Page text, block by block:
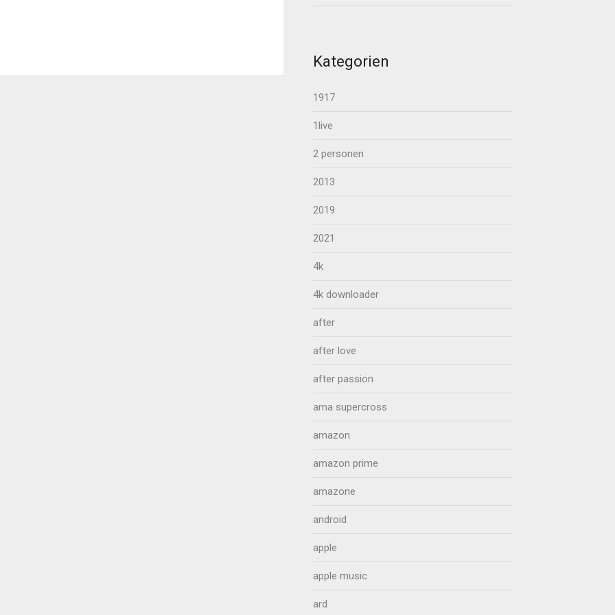
Kategorien
1917
1live
2 personen
2013
2019
2021
4k
4k downloader
after
after love
after passion
ama supercross
amazon
amazon prime
amazone
android
apple
apple music
ard